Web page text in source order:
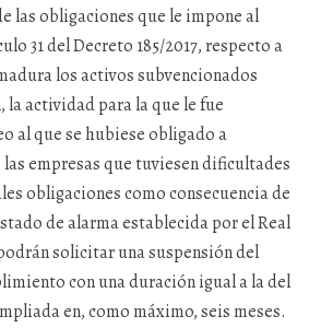
las obligaciones que le impone al
31 del Decreto 185/2017, respecto a
los activos subvencionados
actividad para la que le fue
al que se hubiese obligado a
empresas que tuviesen dificultades
obligaciones como consecuencia de
de alarma establecida por el Real
solicitar una suspensión del
con una duración igual a la del
en, como máximo, seis meses.